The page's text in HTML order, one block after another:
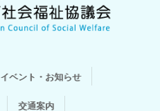
イベント・お知らせ
交通案内